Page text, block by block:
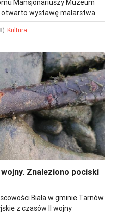
Mansjonariuszy Muzeum
otwarto wystawę malarstwa
Wydarzenie
Sławomira Barszcza,
Kultura
wojny. Znaleziono pociski
Biała w gminie Tarnów
z czasów II wojny